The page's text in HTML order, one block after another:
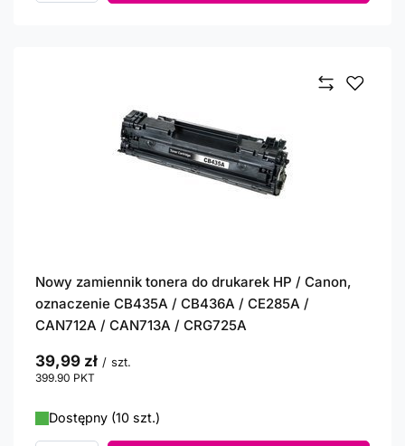
Nowy zamiennik tonera do drukarek HP / Canon,
oznaczenie CB435A / CB436A / CE285A /
CAN712A / CAN713A / CRG725A
39,99 zł / szt.
399.90 PKT
Dostępny (10 szt.)